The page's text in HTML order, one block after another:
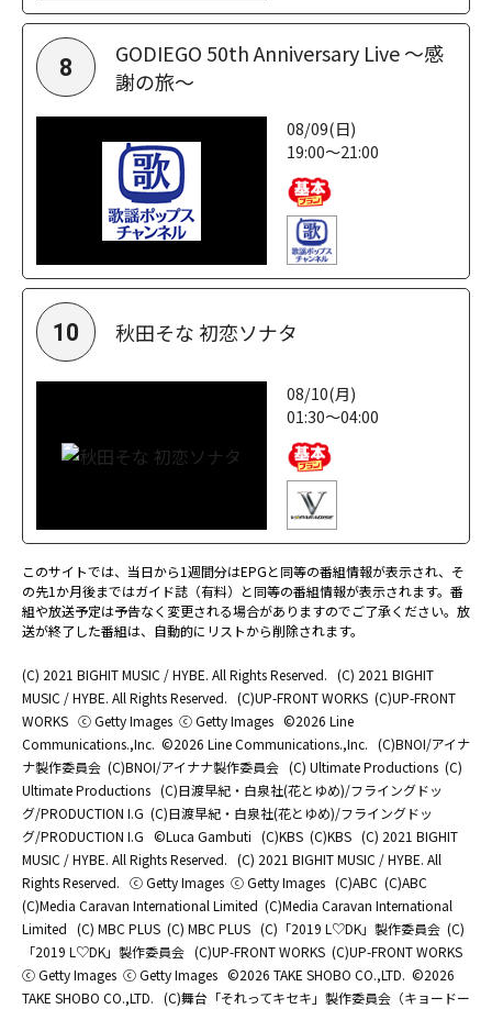
8
GODIEGO 50th Anniversary Live ～感
謝の旅～
08/09(日)
19:00～21:00
10 秋田そな 初恋ソナタ
08/10(月)
01:30～04:00
このサイトでは、当日から1週間分はEPGと同等の番組情報が表示され、そ
の先1か月後まではガイド誌（有料）と同等の番組情報が表示されます。番
組や放送予定は予告なく変更される場合がありますのでご了承ください。放
送が終了した番組は、自動的にリストから削除されます。
(C) 2021 BIGHIT MUSIC / HYBE. All Rights Reserved. (C) 2021 BIGHIT
MUSIC / HYBE. All Rights Reserved. (C)UP-FRONT WORKS (C)UP-FRONT
WORKS ⓒ Getty Images ⓒ Getty Images ©2026 Line
Communications.,Inc. ©2026 Line Communications.,Inc. (C)BNOI/アイナ
ナ製作委員会 (C)BNOI/アイナナ製作委員会 (C) Ultimate Productions (C)
Ultimate Productions (C)日渡早紀・白泉社(花とゆめ)/フライングドッ
グ/PRODUCTION I.G (C)日渡早紀・白泉社(花とゆめ)/フライングドッ
グ/PRODUCTION I.G ©Luca Gambuti (C)KBS (C)KBS (C) 2021 BIGHIT
MUSIC / HYBE. All Rights Reserved. (C) 2021 BIGHIT MUSIC / HYBE. All
Rights Reserved. ⓒ Getty Images ⓒ Getty Images (C)ABC (C)ABC
(C)Media Caravan International Limited (C)Media Caravan International
Limited (C) MBC PLUS (C) MBC PLUS (C)「2019 L♡DK」製作委員会 (C)
「2019 L♡DK」製作委員会 (C)UP-FRONT WORKS (C)UP-FRONT WORKS
ⓒ Getty Images ⓒ Getty Images ©2026 TAKE SHOBO CO.,LTD. ©2026
TAKE SHOBO CO.,LTD. (C)舞台「それってキセキ」製作委員会（キョードー